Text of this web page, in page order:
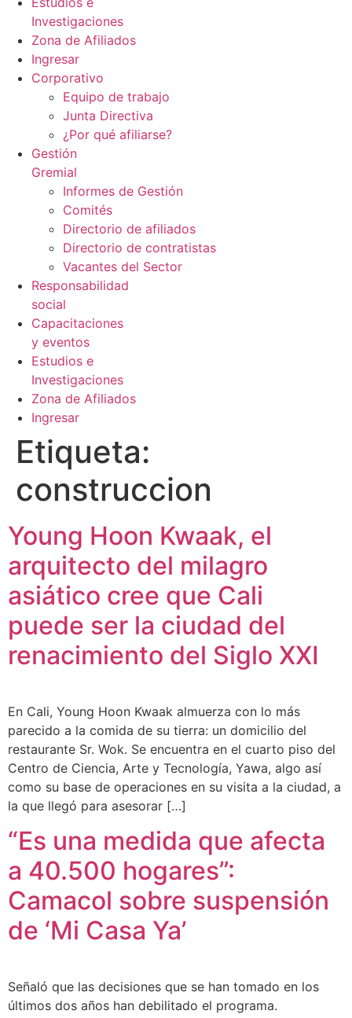
Investigaciones
Zona de Afiliados
Ingresar
Corporativo
Equipo de trabajo
Junta Directiva
¿Por qué afiliarse?
Gestión
Gremial
Informes de Gestión
Comités
Directorio de afiliados
Directorio de contratistas
Vacantes del Sector
Responsabilidad
social
Capacitaciones
y eventos
Estudios e
Investigaciones
Zona de Afiliados
Ingresar
Etiqueta:
construccion
Young Hoon Kwaak, el
arquitecto del milagro
asiático cree que Cali
puede ser la ciudad del
renacimiento del Siglo XXI
En Cali, Young Hoon Kwaak almuerza con lo más
parecido a la comida de su tierra: un domicilio del
restaurante Sr. Wok. Se encuentra en el cuarto piso del
Centro de Ciencia, Arte y Tecnología, Yawa, algo así
como su base de operaciones en su visita a la ciudad, a
la que llegó para asesorar […]
“Es una medida que afecta
a 40.500 hogares”:
Camacol sobre suspensión
de ‘Mi Casa Ya’
Señaló que las decisiones que se han tomado en los
últimos dos años han debilitado el programa.